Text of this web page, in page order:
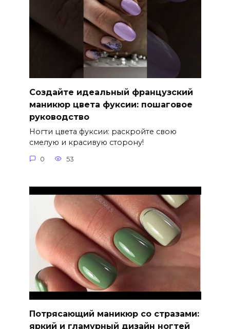
Создайте идеальный французский
маникюр цвета фуксии: пошаговое
руководство
Ногти цвета фуксии: раскройте свою
смелую и красивую сторону!
0 53
Потрясающий маникюр со стразами:
яркий и гламурный дизайн ногтей